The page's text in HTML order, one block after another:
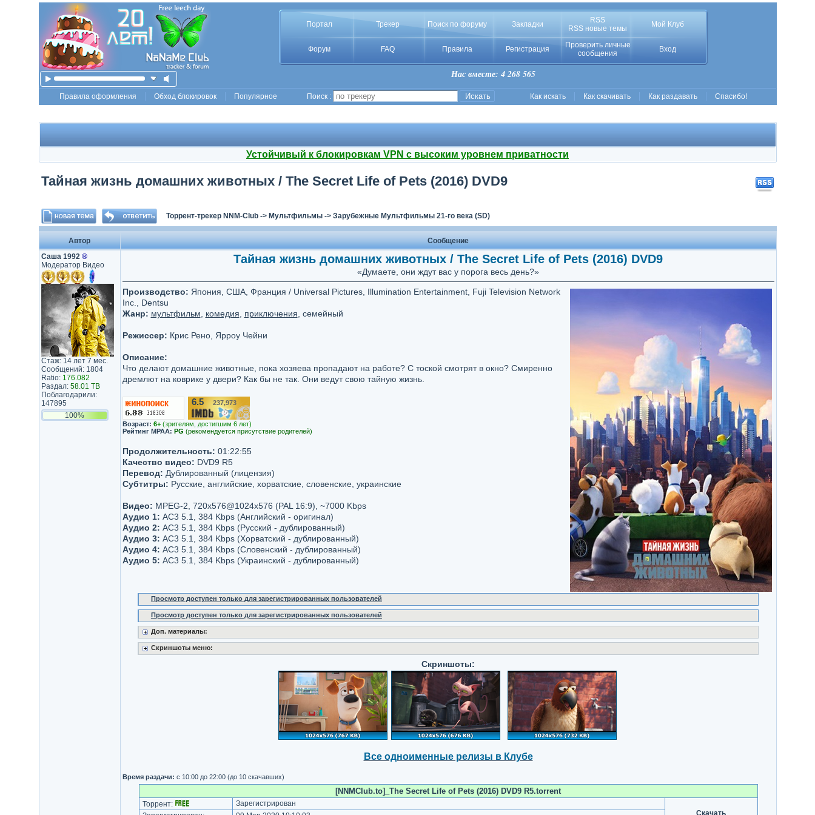
Портал Трекер Поиск по форуму Закладки
RSS
RSS новые темы
Мой Клуб
Форум FAQ Правила Регистрация
Проверить личные
сообщения
Вход
Нас вместе: 4 268 565
Правила оформления Обход блокировок Популярное Поиск : Как искать Как скачивать Как раздавать Спасибо!
Устойчивый к блокировкам VPN с высоким уровнем приватности
Тайная жизнь домашних животных / The Secret Life of Pets (2016) DVD9
Торрент-трекер NNM-Club-> Мультфильмы-> Зарубежные Мультфильмы 21-го века (SD)
Автор
Сообщение
Саша 1992 ®
Модератор Видео
Стаж: 14 лет 7 мес.
Сообщений: 1804
Ratio: 176.082
Раздал: 58.01 TB
Поблагодарили:
147895
100%
Тайная жизнь домашних животных / The Secret Life of Pets (2016) DVD9
«Думаете, они ждут вас у порога весь день?»
Производство: Япония, США, Франция / Universal Pictures, Illumination Entertainment, Fuji Television Network
Inc., Dentsu
Жанр: мультфильм комедия приключения , семейный
Режиссер: Крис Рено, Ярроу Чейни
Описание:
Что делают домашние животные, пока хозяева пропадают на работе? С тоской смотрят в окно? Смиренно
дремлют на коврике у двери? Как бы не так. Они ведут свою тайную жизнь.
6.5/10 237,973
Возраст: 6+(зрителям, достигшим 6 лет)
Рейтинг MPAA: PG (рекомендуется присутствие родителей)
Продолжительность: 01:22:55
Качество видео: DVD9 R5
Перевод: Дублированный (лицензия)
Субтитры: Русские, английские, хорватские, словенские, украинские
Видео: MPEG-2, 720x576@1024x576 (PAL 16:9), ~7000 Kbps
Аудио 1: AC3 5.1, 384 Kbps (Английский - оригинал)
Аудио 2: AC3 5.1, 384 Kbps (Русский - дублированный)
Аудио 3: AC3 5.1, 384 Kbps (Хорватский - дублированный)
Аудио 4: AC3 5.1, 384 Kbps (Словенский - дублированный)
Аудио 5: AC3 5.1, 384 Kbps (Украинский - дублированный)
Просмотр доступен только для зарегистрированных пользователей
Просмотр доступен только для зарегистрированных пользователей
Доп. материалы:
Скриншоты меню:
Скриншоты:
Все одноименные релизы в Клубе
Время раздачи: с 10:00 до 22:00 (до 10 скачавших)
[NNMClub.to]_The Secret Life of Pets (2016) DVD9 R5.torrent
Торрент:
Зарегистрирован
Скачать